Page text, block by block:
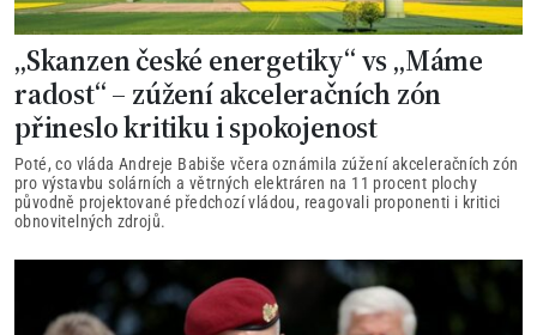
„Skanzen české energetiky“ vs „Máme
radost“ – zúžení akceleračních zón
přineslo kritiku i spokojenost
Poté, co vláda Andreje Babiše včera oznámila zúžení akceleračních zón
pro výstavbu solárních a větrných elektráren na 11 procent plochy
původně projektované předchozí vládou, reagovali proponenti i kritici
obnovitelných zdrojů.